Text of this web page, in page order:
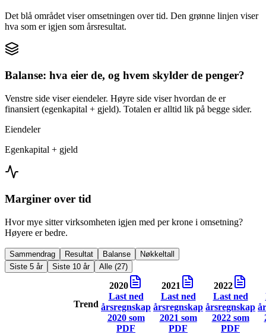
Det blå området viser omsetningen over tid. Den grønne linjen viser
hva som er igjen som årsresultat.
Balanse: hva eier de, og hvem skylder de penger?
Venstre side viser eiendeler. Høyre side viser hvordan de er
finansiert (egenkapital + gjeld). Totalen er alltid lik på begge sider.
Eiendeler
Egenkapital + gjeld
Marginer over tid
Hvor mye sitter virksomheten igjen med per krone i omsetning?
Høyere er bedre.
Sammendrag Resultat Balanse
Nøkkeltall
Siste 5 år
Siste 10 år Alle (27)
Trend
2020
Last ned
årsregnskap
2020som
PDF
2021
Last ned
årsregnskap
2021 som
PDF
2022
Last ned
årsregnskap
2022som
PDF